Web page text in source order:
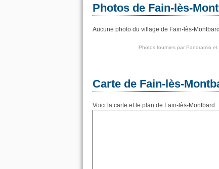
Photos de Fain-lès-
Aucune photo du village de Fain-lès-
Photos fournies par Panoramio et
Carte de Fain-lès-
Voici la carte et le plan de Fain-lès-Montbard :